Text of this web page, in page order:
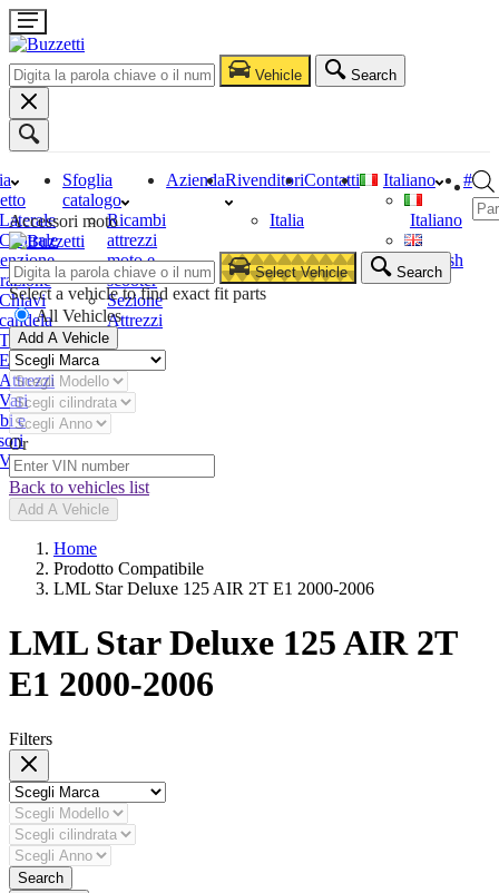
Vehicle Search
Laterale
Centrale
Chiavi
candela
Tester
Estrattori
Attrezzi
Vari
e
Vari
Sfoglia
catalogo
Ricambi
attrezzi
moto e
scooter
Sezione
Attrezzi
AziendaRivenditori
Italia
Contatti Italiano
Italiano
English
#
Accessori moto
Select Vehicle Search
Select a vehicle to find exact fit parts
All Vehicles
Add A Vehicle
Or
Back to vehicles list
Add A Vehicle
Home
Prodotto Compatibile
LML Star Deluxe 125 AIR 2T E1 2000-2006
LML Star Deluxe 125 AIR 2T
E1 2000-2006
Filters
Search